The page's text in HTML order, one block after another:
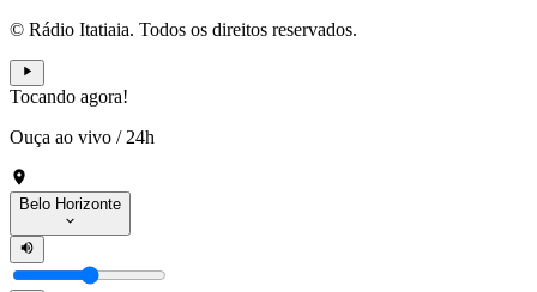
© Rádio Itatiaia. Todos os direitos reservados.
Tocando agora!
Ouça ao vivo / 24h
Belo Horizonte